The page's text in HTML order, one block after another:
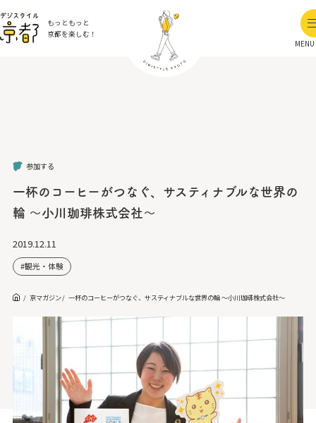
もっともっと
京都を楽しむ！
MENU
参加する
一杯のコーヒーがつなぐ、サスティナブルな世界の
輪 ～小川珈琲株式会社～
2019.12.11
観光・体験
京マガジン 一杯のコーヒーがつなぐ、サスティナブルな世界の輪 ～小川珈琲株式会社～